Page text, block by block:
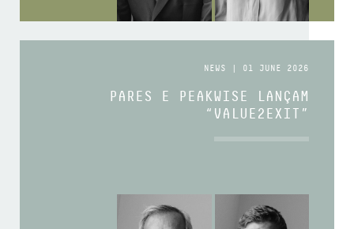
NEWS | 01 JUNE 2026
PARES E PEAKWISE LANÇAM
“VALUE2EXIT”